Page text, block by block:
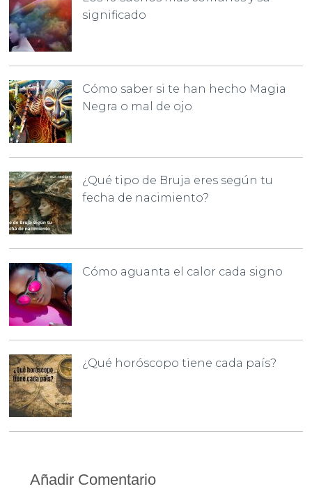
significado
Cómo saber si te han hecho Magia
Negra o mal de ojo
¿Qué tipo de Bruja eres según tu
fecha de nacimiento?
Cómo aguanta el calor cada signo
¿Qué horóscopo tiene cada país?
Añadir Comentario